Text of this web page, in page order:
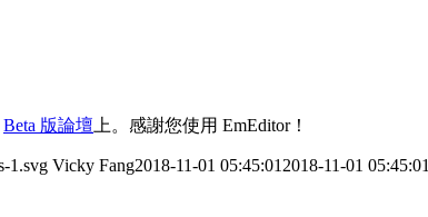
Beta 版論壇 上。感謝您使用 EmEditor！
1.svg Vicky Fang2018-11-01 05:45:01 2018-11-01 05:45:01